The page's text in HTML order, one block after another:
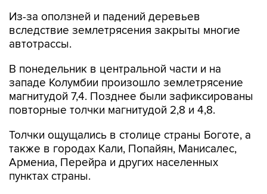
Из-за оползней и падений деревьев
вследствие землетрясения закрыты многие
автотрассы.
В понедельник в центральной части и на
западе Колумбии произошло землетрясение
магнитудой 7,4. Позднее были зафиксированы
повторные толчки магнитудой 2,8 и 4,8.
Толчки ощущались в столице страны Боготе, а
также в городах Кали, Попайян, Манисалес,
Армениа, Перейра и других населенных
пунктах страны.